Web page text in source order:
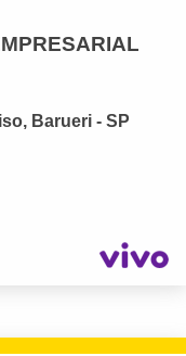
Barueri - SP